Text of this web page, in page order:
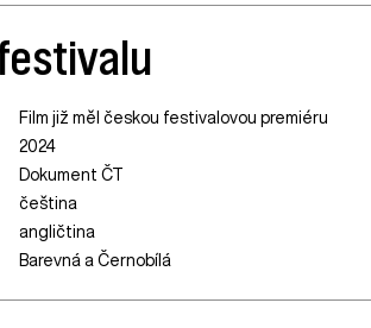
Film již měl českou festivalovou premiéru
2024
Dokument ČT
čeština
angličtina
Barevná a Černobílá